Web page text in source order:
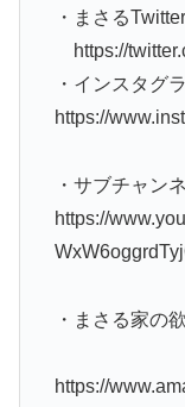
・まさるTwitter
https://
・インスタグ
https://
・サブチャン
https://
・まさる家の
https://